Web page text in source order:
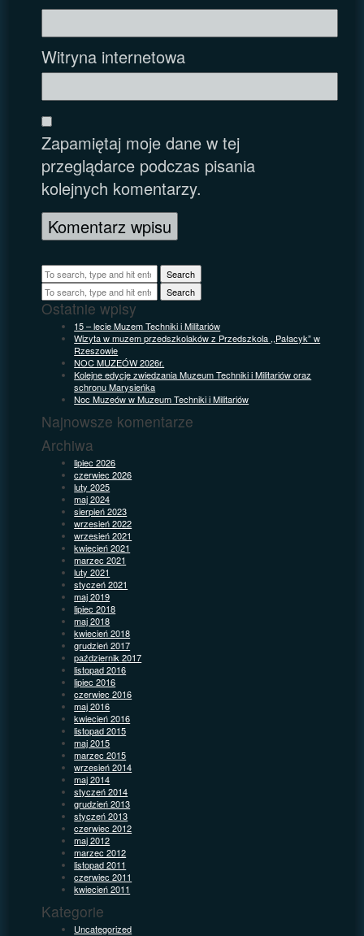
Witryna internetowa
Zapamiętaj moje dane w tej
przeglądarce podczas pisania
kolejnych komentarzy.
Search
Search
Ostatnie wpisy
15 – lecie Muzem Techniki i Militariów
Wizyta w muzem przedszkolaków z Przedszkola ,,Pałacyk” w
Rzeszowie
NOC MUZEÓW 2026r.
Kolejne edycje zwiedzania Muzeum Techniki i Militariów oraz
schronu Marysieńka
Noc Muzeów w Muzeum Techniki i Militariów
Najnowsze komentarze
Archiwa
lipiec 2026
czerwiec 2026
luty 2025
maj 2024
sierpień 2023
wrzesień 2022
wrzesień 2021
kwiecień 2021
marzec 2021
luty 2021
styczeń 2021
maj 2019
lipiec 2018
maj 2018
kwiecień 2018
grudzień 2017
październik 2017
listopad 2016
lipiec 2016
czerwiec 2016
maj 2016
kwiecień 2016
listopad 2015
maj 2015
marzec 2015
wrzesień 2014
maj 2014
styczeń 2014
grudzień 2013
styczeń 2013
czerwiec 2012
maj 2012
marzec 2012
listopad 2011
czerwiec 2011
kwiecień 2011
Kategorie
Uncategorized